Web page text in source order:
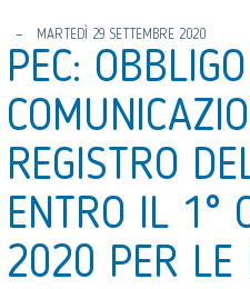
MARTEDÌ 29 SETTEMBRE 2020
PEC:
REGISTRO
ENTRO IL 1°
2020 PER LE